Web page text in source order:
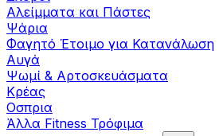
Αλείμματα και Πάστες
Ψάρια
Φαγητό Έτοιμο για Κατανάλωση
Αυγά
Ψωμί & Αρτοσκευάσματα
Κρέας
Οσπρια
Άλλα Fitness Τρόφιμα